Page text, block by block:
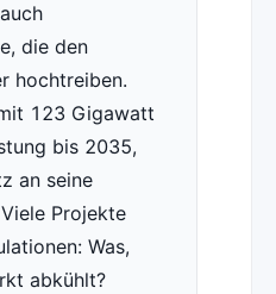
die den
hochtreiben.
123 Gigawatt
bis 2035,
an seine
Projekte
Was,
abkühlt?